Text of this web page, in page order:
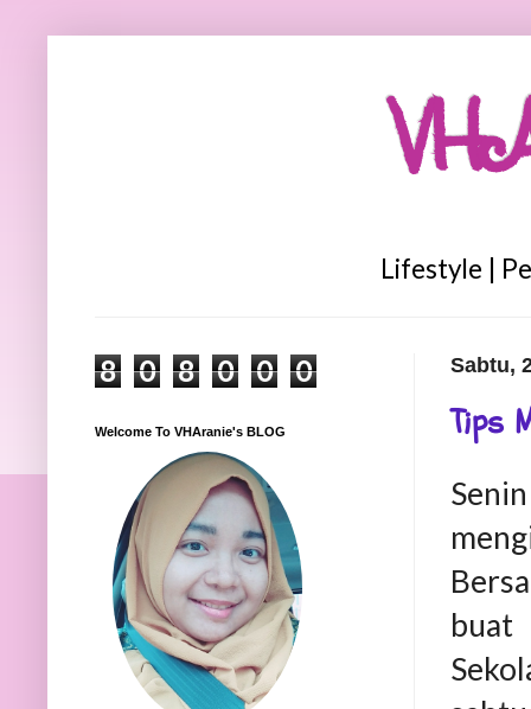
Lifestyle |
Sabtu,
Tips
buat
8 0 8 0 0 0
Welcome To VHAranie's BLOG